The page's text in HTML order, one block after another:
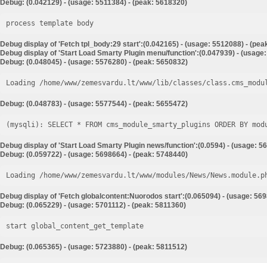
Debug: (0.042129) - (usage: 5511384) - (peak: 5618320)
process template body
Debug display of 'Fetch tpl_body:29 start':(0.042165) - (usage: 5512088) -
Debug display of 'Start Load Smarty Plugin menu/function':(0.047939) -
Debug: (0.048045) - (usage: 5576280) - (peak: 5650832)
Loading /home/www/zemesvardu.lt/www/lib/classes/
Debug: (0.048783) - (usage: 5577544) - (peak: 5655472)
Debug display of 'Start Load Smarty Plugin news/function':(0.0594) - (usage:
Debug: (0.059722) - (usage: 5698664) - (peak: 5748440)
Loading /home/www/zemesvardu.lt/www/modules/News/
Debug display of 'Fetch globalcontent:Nuorodos start':(0.065094) - (usage:
Debug: (0.065229) - (usage: 5701112) - (peak: 5811360)
start global_content_get_template
Debug: (0.065365) - (usage: 5723880) - (peak: 5811512)